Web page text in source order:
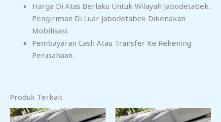
Harga Di Atas Berlaku Untuk Wilayah Jabodetabek.
Pengiriman Di Luar Jabodetabek Dikenakan
Mobilisasi.
Pembayaran Cash Atau Transfer Ke Rekening
Perusahaan.
Produk Terkait